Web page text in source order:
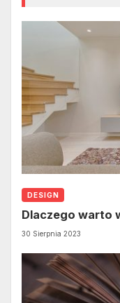
DESIGN
Dlaczego warto
30 Sierpnia 2023